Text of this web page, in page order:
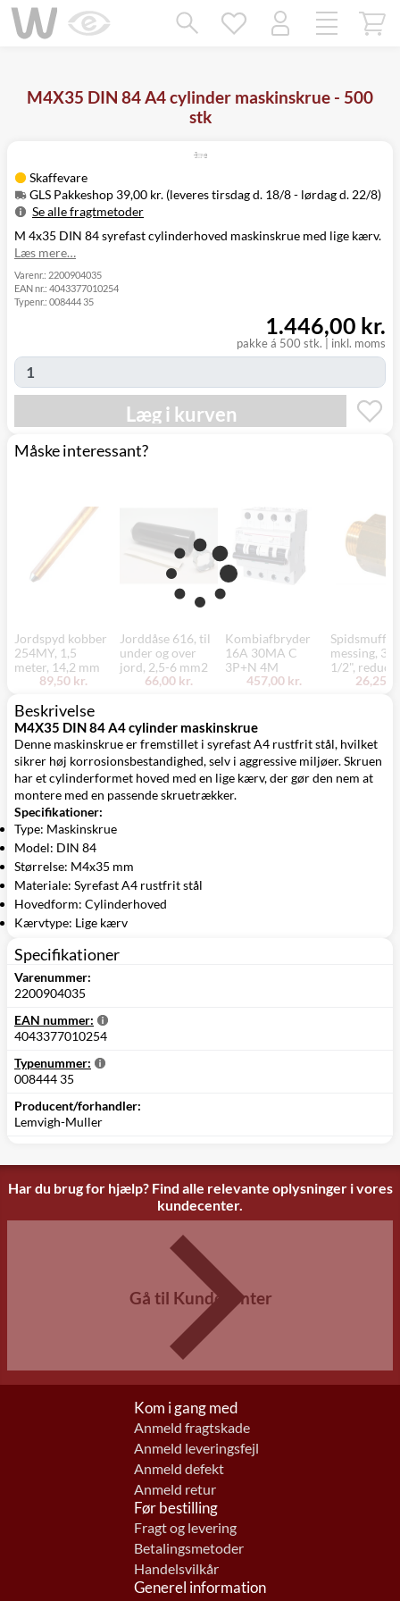
M4X35 DIN 84 A4 cylinder maskinskrue - 500
stk
Skaffevare
GLS Pakkeshop 39,00 kr. (leveres tirsdag d. 18/8 - lørdag d. 22/8)
Se alle fragtmetoder
Metode
Pris
Leveres
GLS
mandag d. 24/8
GLS Erhverv 49,00 kr.
Tirsdag d. 18/8
-
Click&Collect i
(9230)
0,00 kr.
- fredag d. 21/8
M 4x35 DIN 84 syrefast cylinderhoved maskinskrue med lige kærv.
Læs mere…
Varenr.: 2200904035
EAN nr.: 4043377010254
Typenr.: 008444 35
pakke á 500 stk. inkl. moms
1.446,00 kr.
Læg i kurven
Måske interessant?
Jordspyd kobber
254MY, 1,5
meter, 14,2 mm
89,50 kr.
Jorddåse 616, til
under og over
jord, 2,5-6 mm2
66,00 kr.
Kombiafbryder
16A 30MA C
3P+N 4M
457,00 kr.
Spidsmuffe,
messing, 3/
1/2",
26,25
Beskrivelse
M4X35 DIN 84 A4 cylinder maskinskrue
Denne maskinskrue er fremstillet i syrefast A4 rustfrit stål, hvilket
sikrer høj korrosionsbestandighed, selv i aggressive miljøer. Skruen
har et cylinderformet hoved med en lige kærv, der gør den nem at
montere med en passende skruetrækker.
Specifikationer:
Type: Maskinskrue
Model: DIN 84
Størrelse: M4x35 mm
Materiale: Syrefast A4 rustfrit stål
Hovedform: Cylinderhoved
Kærvtype: Lige kærv
Specifikationer
Varenummer:
2200904035
EAN nummer:
4043377010254
Typenummer:
008444 35
Producent/forhandler:
Lemvigh-Muller
Har du brug for hjælp? Find alle relevante oplysninger i vores
kundecenter.
Gå til Kundecenter
Kom i gang med
Anmeld fragtskade
Anmeld leveringsfejl
Anmeld defekt
Anmeld retur
Før bestilling
Fragt og levering
Betalingsmetoder
Handelsvilkår
Generel information
Mangler chatten?
Ret samtykke!